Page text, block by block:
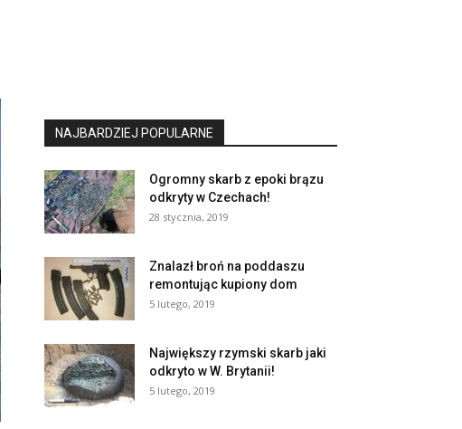
NAJBARDZIEJ POPULARNE
Ogromny skarb z epoki brązu
odkryty w Czechach!
28 stycznia, 2019
Znalazł broń na poddaszu
remontując kupiony dom
5 lutego, 2019
Największy rzymski skarb jaki
odkryto w W. Brytanii!
5 lutego, 2019